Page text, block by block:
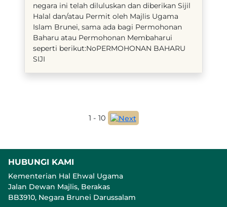
negara ini telah diluluskan dan diberikan Sijil
Halal dan/atau Permit oleh Majlis Ugama
Islam Brunei, sama ada bagi Permohonan
Baharu atau Permohonan Membaharui
seperti berikut:NoPERMOHONAN BAHARU
SIJI
1 - 10
HUBUNGI KAMI
Kementerian Hal Ehwal Ugama
Jalan Dewan Majlis, Berakas
BB3910, Negara Brunei Darussalam